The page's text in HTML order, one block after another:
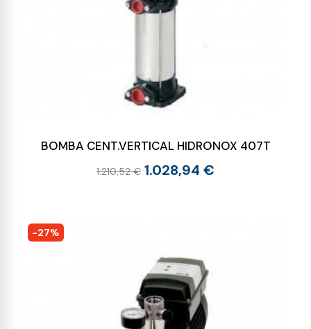
BOMBA CENT.VERTICAL HIDRONOX 407T
1.210,52 € 1.028,94 €
-27%